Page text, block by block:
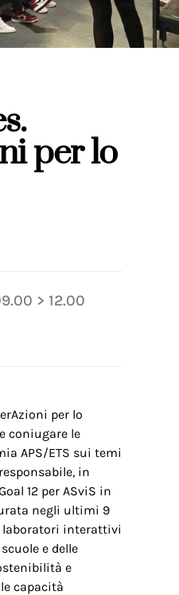
per lo
> 12.00
per lo
coniugare le
APS/ETS sui temi
in
12 per ASviS in
negli ultimi 9
laboratori interattivi
e delle
e
capacità